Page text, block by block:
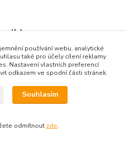
používání webu, analytické
také pro účely cílení reklamy
Nastavení vlastních preferencí
odkazem ve spodní části stránek.
Souhlasím
odmítnout zde.